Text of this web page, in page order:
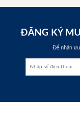
ĐĂNG KÝ
Để nhận